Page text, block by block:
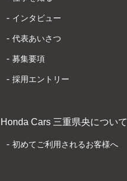
インタビュー
代表あいさつ
募集要項
採用エントリー
Honda Cars 三重県央について
初めてご利用されるお客様へ